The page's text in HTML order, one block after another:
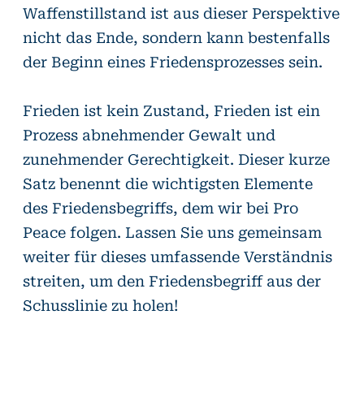
Waffenstillstand ist aus dieser Perspektive
nicht das Ende, sondern kann bestenfalls
der Beginn eines Friedensprozesses sein.
Frieden ist kein Zustand, Frieden ist ein
Prozess abnehmender Gewalt und
zunehmender Gerechtigkeit. Dieser kurze
Satz benennt die wichtigsten Elemente
des Friedensbegriffs, dem wir bei Pro
Peace folgen. Lassen Sie uns gemeinsam
weiter für dieses umfassende Verständnis
streiten, um den Friedensbegriff aus der
Schusslinie zu holen!